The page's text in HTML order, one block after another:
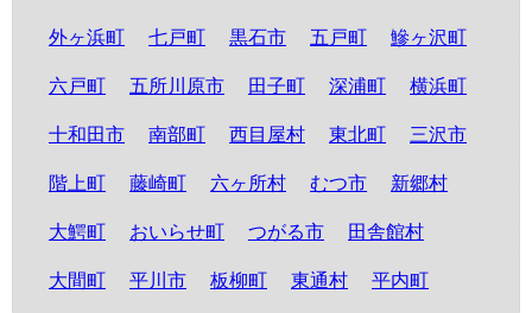
外ヶ浜町 七戸町 黒石市 五戸町 鰺ヶ沢町
六戸町 五所川原市 田子町 深浦町 横浜町
十和田市 南部町 西目屋村 東北町 三沢市
階上町 藤崎町 六ヶ所村 むつ市 新郷村
大鰐町 おいらせ町 つがる市 田舎館村
大間町 平川市 板柳町 東通村 平内町